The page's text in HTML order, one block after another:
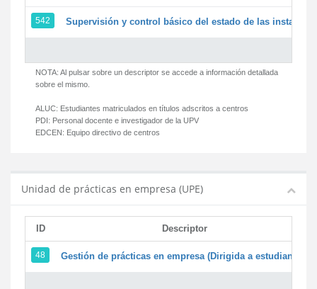
542 Supervisión y control básico del estado de las
NOTA: Al pulsar sobre un descriptor se accede a información detallada
sobre el mismo.
ALUC: Estudiantes matriculados en títulos adscritos a centros
PDI: Personal docente e investigador de la UPV
EDCEN: Equipo directivo de centros
Unidad de prácticas en empresa (UPE)
ID Descriptor
48 Gestión de prácticas en empresa (Dirigida a estudiantes)